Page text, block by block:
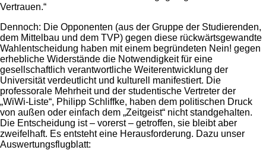
Vertrauen.“
Dennoch: Die Opponenten (aus der Gruppe der Studierenden,
dem Mittelbau und dem TVP) gegen diese rückwärtsgewandte
Wahlentscheidung haben mit einem begründeten Nein! gegen
erhebliche Widerstände die Notwendigkeit für eine
gesellschaftlich verantwortliche Weiterentwicklung der
Universität verdeutlicht und kulturell manifestiert. Die
professorale Mehrheit und der studentische Vertreter der
„WiWi-Liste“, Philipp Schliffke, haben dem politischen Druck
von außen oder einfach dem „Zeitgeist“ nicht standgehalten.
Die Entscheidung ist – vorerst – getroffen, sie bleibt aber
zweifelhaft. Es entsteht eine Herausforderung. Dazu unser
Auswertungsflugblatt: